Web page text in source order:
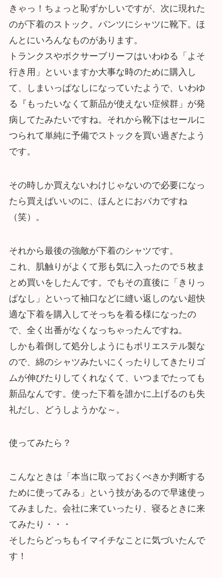
きゃっ！ちょっと恥ずかしいですが、次に現れた
のが下着のストック。パンツにシャツに靴下。ほ
んとにいろんなものがあります。
トランクスやボクサーブリーフはいわゆる「よそ
行き用」といいますか大事な時のために購入し
て、しまいっぱなしになっていたようで、いわゆ
る『もったいなくて新品が使えない症候群」が発
病してたみたいですね。それから靴下はセールに
つられて単純に予備でストックを買い過ぎたよう
です。
その時しか買えないわけじゃないので必要になっ
たら買えばいいのに、ほんとにおバカですね
（笑）。
それから最後の強敵が下着のシャツです。
これ、肌触りがよくて形も気に入ったので５枚ま
とめ買いをしたんです。でもその直後に「きりっ
ぱなし」といって袖口などに縫い返しのない超快
適な下着を購入してそっちを着る様になったの
で、全く出番がなくなっちゃったんですね。
しかも着倒して処分しようにもポリエステル製な
ので、綿のシャツみたいにくったりしてきたりゴ
ムが伸びたりしてくれなくて、いつまでたっても
新品なんです。使った下着を誰かに上げるのも失
礼だし、どうしようかな～。
使ってみたら？
こんなときは「本当に取っておくべきか判断する
ために使ってみる」という技があるので早速使っ
てみました。会社に来ていったり、寝るときに来
てみたり・・・
そしたらどっちもイマイチなことに気づいたんで
す！